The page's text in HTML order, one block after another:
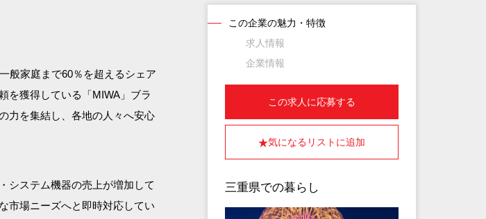
般家庭まで60％を超えるシェア
を獲得している「MIWA」ブラ
力を集結し、各地の人々へ安心
システム機器の売上が増加して
市場ニーズへと即時対応してい
この企業の魅力・特徴
求人情報
企業情報
この求人に応募する
気になるリストに追加
三重県での暮らし